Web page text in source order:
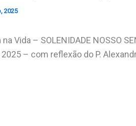
2025
Vida – SOLENIDADE NOSSO
– com reflexão do P.